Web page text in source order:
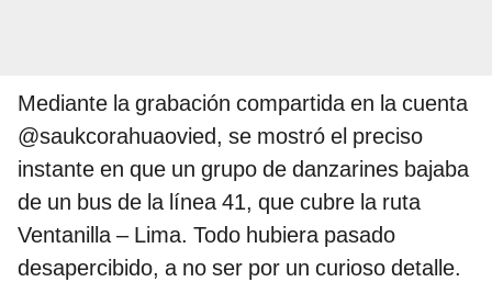
Mediante la grabación compartida en la cuenta
@saukcorahuaovied, se mostró el preciso
instante en que un grupo de danzarines bajaba
de un bus de la línea 41, que cubre la ruta
Ventanilla – Lima. Todo hubiera pasado
desapercibido, a no ser por un curioso detalle.